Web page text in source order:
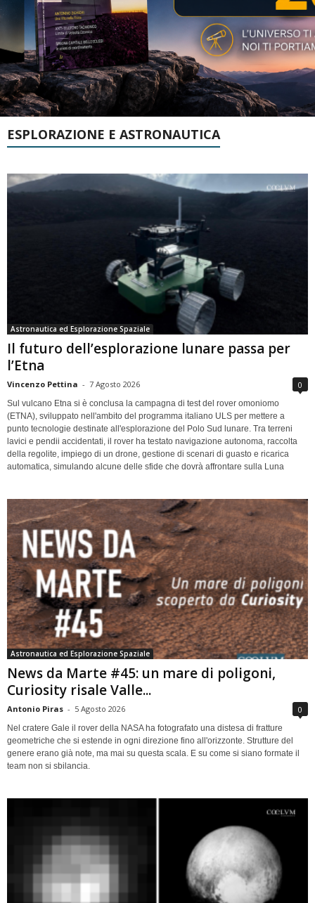
ESPLORAZIONE E ASTRONAUTICA
Astronautica ed Esplorazione Spaziale
Il futuro dell’esplorazione lunare passa per
l’Etna
Vincenzo Pettina - 7 Agosto 2026 0
Sul vulcano Etna si è conclusa la campagna di test del rover omoniomo
(ETNA), sviluppato nell'ambito del programma italiano ULS per mettere a
punto tecnologie destinate all'esplorazione del Polo Sud lunare. Tra terreni
lavici e pendii accidentati, il rover ha testato navigazione autonoma, raccolta
della regolite, impiego di un drone, gestione di scenari di guasto e ricarica
automatica, simulando alcune delle sfide che dovrà affrontare sulla Luna
Astronautica ed Esplorazione Spaziale
News da Marte #45: un mare di poligoni,
Curiosity risale Valle...
Antonio Piras - 5 Agosto 2026 0
Nel cratere Gale il rover della NASA ha fotografato una distesa di fratture
geometriche che si estende in ogni direzione fino all'orizzonte. Strutture del
genere erano già note, ma mai su questa scala. E su come si siano formate il
team non si sbilancia.